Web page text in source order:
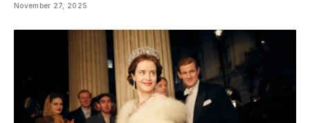
November 27, 2025